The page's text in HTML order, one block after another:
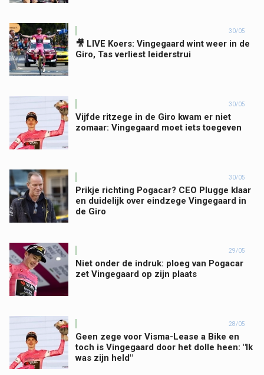
30/05
🎥 LIVE Koers: Vingegaard wint weer in de
Giro, Tas verliest leiderstrui
30/05
Vijfde ritzege in de Giro kwam er niet
zomaar: Vingegaard moet iets toegeven
30/05
Prikje richting Pogacar? CEO Plugge klaar
en duidelijk over eindzege Vingegaard in
de Giro
29/05
Niet onder de indruk: ploeg van Pogacar
zet Vingegaard op zijn plaats
28/05
Geen zege voor Visma-Lease a Bike en
toch is Vingegaard door het dolle heen: "Ik
was zijn held"